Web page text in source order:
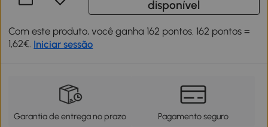
disponível
Com este produto, você ganha 162 pontos. 162 pontos =
1,62€. Iniciar sessão
Garantia de entrega no prazo Pagamento seguro